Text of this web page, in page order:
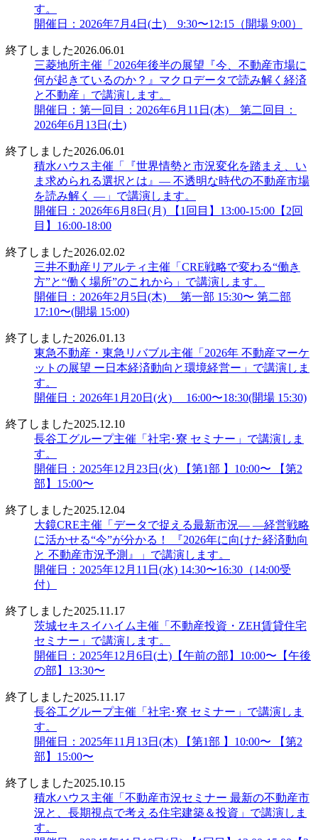
す。
開催日：2026年7月4日(土) 9:30〜12:15（開場 9:00）
終了しました2026.06.01
三菱地所主催「2026年後半の展望『今、不動産市場に
何が起きているのか？』マクロデータで読み解く経済
と不動産」で講演します。
開催日：第一回目：2026年6月11日(木) 第二回目：
2026年6月13日(土)
終了しました2026.06.01
積水ハウス主催「『世界情勢と市況変化を踏まえ、い
ま求められる選択とは』― 不透明な時代の不動産市場
を読み解く ―」で講演します。
開催日：2026年6月8日(月) 【1回目】13:00-15:00【2回
目】16:00-18:00
終了しました2026.02.02
三井不動産リアルティ主催「CRE戦略で変わる“働き
方”と“働く場所”のこれから」で講演します。
開催日：2026年2月5日(木) 第一部 15:30〜 第二部
17:10〜(開場 15:00)
終了しました2026.01.13
東急不動産・東急リバブル主催「2026年 不動産マーケ
ットの展望 ー日本経済動向と環境経営ー」で講演しま
す。
開催日：2026年1月20日(火) 16:00〜18:30(開場 15:30)
終了しました2025.12.10
長谷工グループ主催「社宅･寮 セミナー」で講演しま
す。
開催日：2025年12月23日(火) 【第1部 】10:00〜 【第2
部】15:00〜
終了しました2025.12.04
大鏡CRE主催「データで捉える最新市況― ―経営戦略
に活かせる“今”が分かる！ 『2026年に向けた経済動向
と 不動産市況予測』」で講演します。
開催日：2025年12月11日(水) 14:30〜16:30（14:00受
付）
終了しました2025.11.17
茨城セキスイハイム主催「不動産投資・ZEH賃貸住宅
セミナー」で講演します。
開催日：2025年12月6日(土)【午前の部】10:00〜【午後
の部】13:30〜
終了しました2025.11.17
長谷工グループ主催「社宅･寮 セミナー」で講演しま
す。
開催日：2025年11月13日(木) 【第1部 】10:00〜 【第2
部】15:00〜
終了しました2025.10.15
積水ハウス主催「不動産市況セミナー 最新の不動産市
況と、長期視点で考える住宅建築＆投資」で講演しま
す。